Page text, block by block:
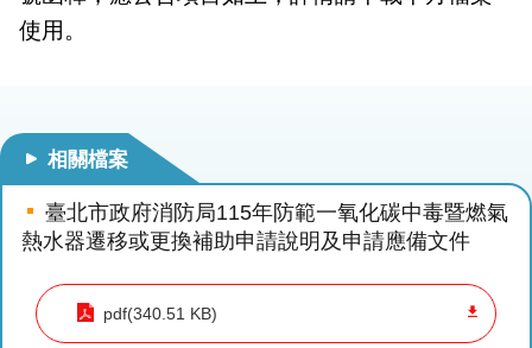
保
護
性
別
主
流
專
區
使用。
相關檔案
臺北市政府消防局115年防範一氧化碳中毒暨燃氣
熱水器遷移或更換補助申請說明及申請應備文件
pdf(340.51 KB)